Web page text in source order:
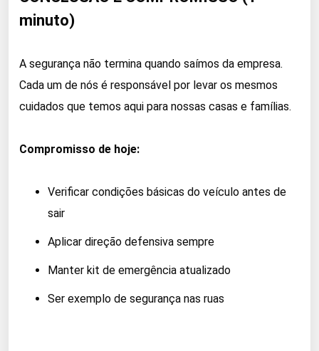
minuto)
A segurança não termina quando saímos da empresa.
Cada um de nós é responsável por levar os mesmos
cuidados que temos aqui para nossas casas e famílias.
Compromisso de hoje:
Verificar condições básicas do veículo antes de
sair
Aplicar direção defensiva sempre
Manter kit de emergência atualizado
Ser exemplo de segurança nas ruas